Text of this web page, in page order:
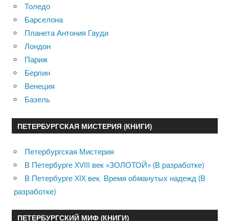
Толедо
Барселона
Планета Антония Гауди
Лондон
Париж
Берлин
Венеция
Базель
ПЕТЕРБУРГСКАЯ МИСТЕРИЯ (КНИГИ)
Петербургская Мистерия
В Петербурге XVIII век «ЗОЛОТОЙ» (В разработке)
В Петербурге XIX век. Время обманутых надежд (В
разработке)
ПЕТЕРБУРГСКИЙ МИФ (КНИГИ)